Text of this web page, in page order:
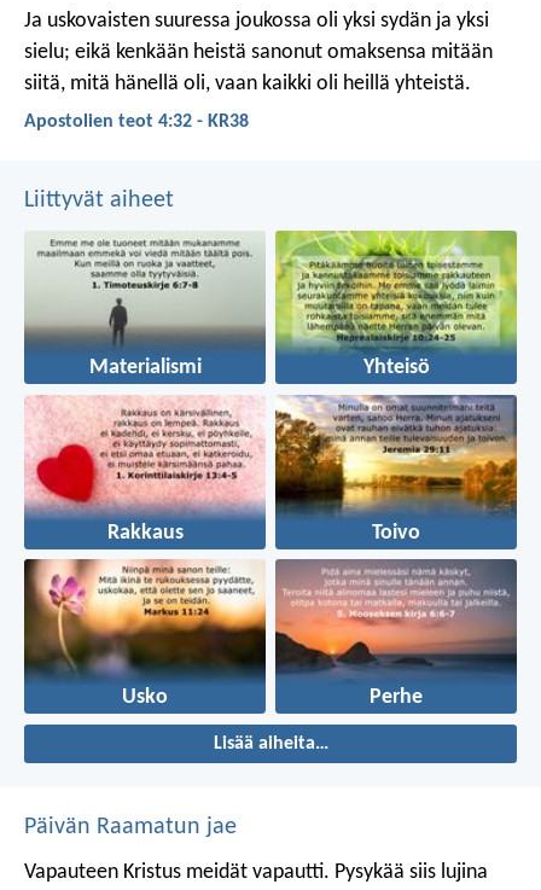
Ja uskovaisten suuressa joukossa oli yksi sydän ja yksi
sielu; eikä kenkään heistä sanonut omaksensa mitään
siitä, mitä hänellä oli, vaan kaikki oli heillä yhteistä.
Apostolien teot 4:32 - KR38
Liittyvät aiheet
Materialismi Yhteisö
Rakkaus Toivo
Usko Perhe
Lisää aiheita…
Päivän Raamatun jae
Vapauteen Kristus meidät vapautti. Pysykää siis lujina